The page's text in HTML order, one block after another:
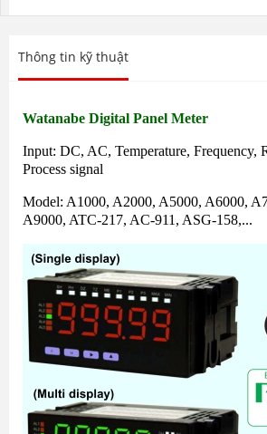
Thông tin kỹ thuật
Watanabe Digital Panel Meter
Input: DC, AC, Temperature, Frequency,
Process signal
Model: A1000, A2000, A5000, A6000,
A9000, ATC-217, AC-911, ASG-158,...